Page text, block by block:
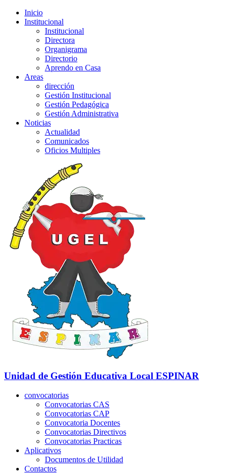
Inicio
Institucional
Institucional
Directora
Organigrama
Directorio
Aprendo en Casa
Areas
dirección
Gestión Institucional
Gestión Pedagógica
Gestión Administrativa
Noticias
Actualidad
Comunicados
Oficios Multiples
Unidad de Gestión Educativa Local ESPINAR
convocatorias
Convocatorias CAS
Convocatorias CAP
Convocatoria Docentes
Convocatorias Directivos
Convocatorias Practicas
Aplicativos
Documentos de Utilidad
Contactos